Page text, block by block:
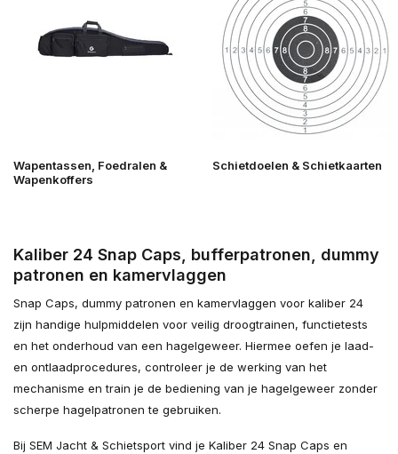
Wapentassen, Foedralen &
Wapenkoffers
Schietdoelen & Schietkaarten
Kaliber 24 Snap Caps, bufferpatronen, dummy
patronen en kamervlaggen
Snap Caps, dummy patronen en kamervlaggen voor kaliber 24
zijn handige hulpmiddelen voor veilig droogtrainen, functietests
en het onderhoud van een hagelgeweer. Hiermee oefen je laad-
en ontlaadprocedures, controleer je de werking van het
mechanisme en train je de bediening van je hagelgeweer zonder
scherpe hagelpatronen te gebruiken.
Bij SEM Jacht & Schietsport vind je Kaliber 24 Snap Caps en